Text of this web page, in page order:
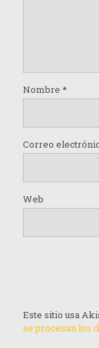
Nombre *
Correo
Web
Este sitio usa
se procesan los